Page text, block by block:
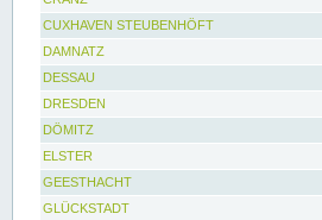
CUXHAVEN STEUBENHÖFT
DAMNATZ
DESSAU
DRESDEN
DÖMITZ
ELSTER
GEESTHACHT
GLÜCKSTADT